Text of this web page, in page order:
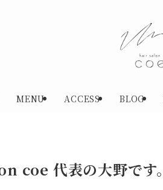
MENU ACCESS BLOG
coe 代表の大野です。